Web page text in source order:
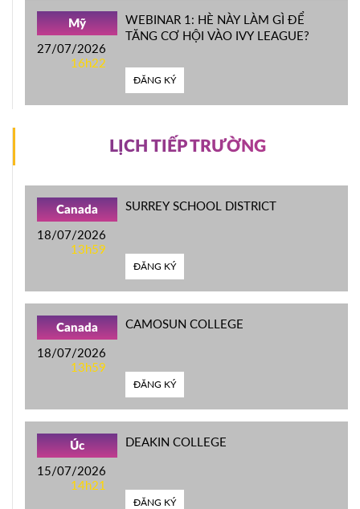
Mỹ
27/07/2026
16h22
WEBINAR 1: HÈ NÀY LÀM GÌ ĐỂ
TĂNG CƠ HỘI VÀO IVY LEAGUE?
ĐĂNG KÝ
LỊCH TIẾP TRƯỜNG
Canada
18/07/2026
13h59
SURREY SCHOOL DISTRICT
ĐĂNG KÝ
Canada
18/07/2026
13h59
CAMOSUN COLLEGE
ĐĂNG KÝ
Úc
15/07/2026
14h21
DEAKIN COLLEGE
ĐĂNG KÝ